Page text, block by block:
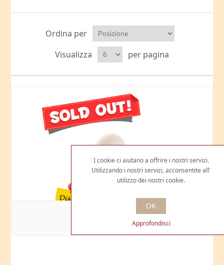
Ordina per
Visualizza
per pagina
I cookie ci aiutano a offrire i nostri servizi.
Utilizzando i nostri servizi, acconsentite all'
utilizzo dei nostri cookie.
OK
Approfondisci